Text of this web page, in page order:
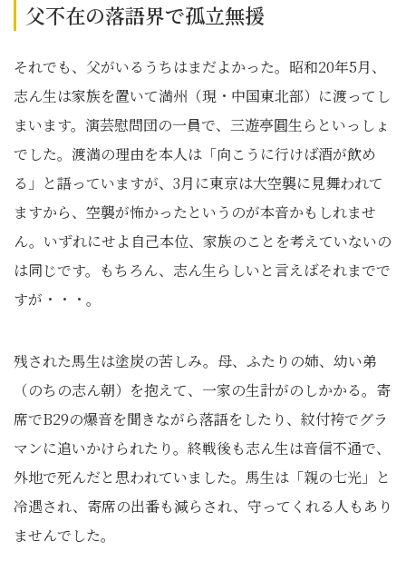
父不在の落語界で孤立無援
それでも、父がいるうちはまだよかった。昭和20年5月、
志ん生は家族を置いて満州（現・中国東北部）に渡ってし
まいます。演芸慰問団の一員で、三遊亭圓生らといっしょ
でした。渡満の理由を本人は「向こうに行けば酒が飲め
る」と語っていますが、3月に東京は大空襲に見舞われて
ますから、空襲が怖かったというのが本音かもしれませ
ん。いずれにせよ自己本位、家族のことを考えていないの
は同じです。もちろん、志ん生らしいと言えばそれまでで
すが・・・。
残された馬生は塗炭の苦しみ。母、ふたりの姉、幼い弟
（のちの志ん朝）を抱えて、一家の生計がのしかかる。寄
席でB29の爆音を聞きながら落語をしたり、紋付袴でグラ
マンに追いかけられたり。終戦後も志ん生は音信不通で、
外地で死んだと思われていました。馬生は「親の七光」と
冷遇され、寄席の出番も減らされ、守ってくれる人もあり
ませんでした。